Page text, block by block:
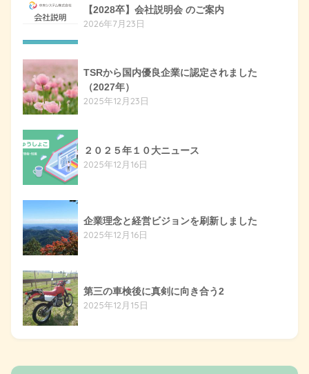
【2028卒】会社説明会 のご案内
2026年7月23日
TSRから国内優良企業に認定されました
（2027年）
2025年12月23日
２０２５年１０大ニュース
2025年12月16日
企業理念と経営ビジョンを刷新しました
2025年12月16日
第三の車検後に真剣に向き合う2
2025年12月15日